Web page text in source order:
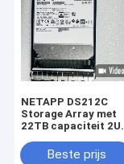
NETAPP DS212C
Storage Array met
22TB capaciteit 2U
Dual Controller
Beste prijs